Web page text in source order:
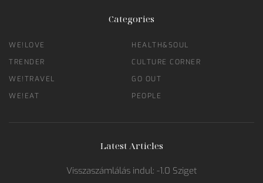
Categories
WE!LOVE
TRENDER
WE!TRAVEL
WE!EAT
HEALTH&SOUL
CULTURE CORNER
GO OUT
PEOPLE
Latest Articles
Visszaszámlálás indul: -1.0 Sziget